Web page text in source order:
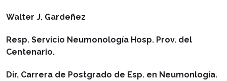
Walter J. Gardeñez
Resp. Servicio Neumonología Hosp. Prov. del
Centenario.
Dir. Carrera de Postgrado de Esp. en Neumonlogía.